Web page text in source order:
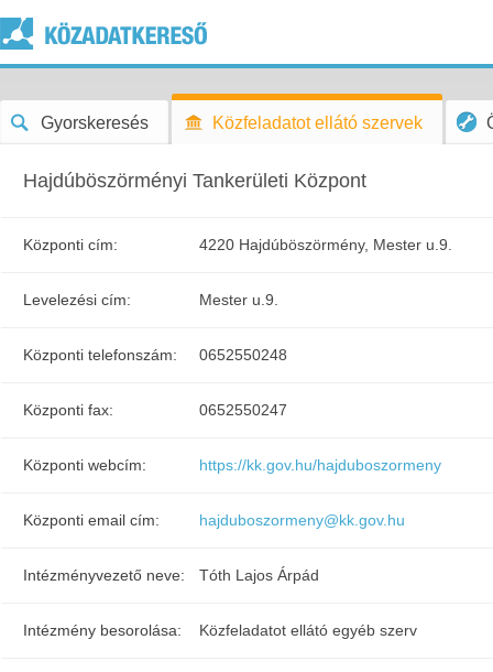
Gyorskeresés Közfeladatot ellátó szervek
Hajdúböszörményi Tankerületi Központ
Központi cím: 4220 Hajdúböszörmény, Mester u.9.
Levelezési cím: Mester u.9.
Központi telefonszám: 0652550248
Központi fax: 0652550247
Központi webcím: https://kk.gov.hu/hajduboszormeny
Központi email cím: hajduboszormeny@kk.gov.hu
Intézményvezető neve: Tóth Lajos Árpád
Intézmény besorolása: Közfeladatot ellátó egyéb szerv